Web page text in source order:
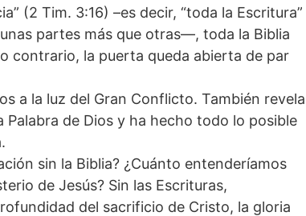
(2 Tim. 3:16) –es decir, “toda la Escritura”
partes más que otras—, toda la Biblia
contrario, la puerta queda abierta de par
a la luz del Gran Conflicto. También revela
de Dios y ha hecho todo lo posible
sin la Biblia? ¿Cuánto entenderíamos
de Jesús? Sin las Escrituras,
del sacrificio de Cristo, la gloria